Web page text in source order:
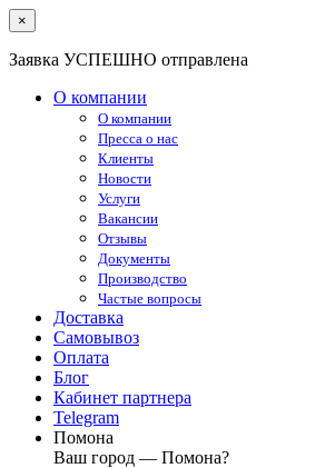
×
Заявка УСПЕШНО отправлена
О компании
О компании
Пресса о нас
Клиенты
Новости
Услуги
Вакансии
Отзывы
Документы
Производство
Частые вопросы
Доставка
Самовывоз
Оплата
Блог
Кабинет партнера
Telegram
Помона
Ваш город — Помона?